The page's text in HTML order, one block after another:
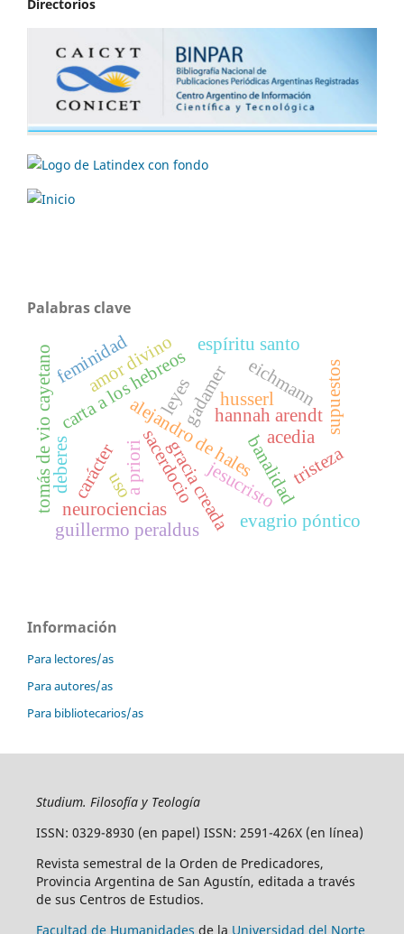
Directorios
Palabras clave
gadamer
alejandro de hales
gracia creada
uso
hannah arendt
eichmann
banalidad
jesucristo
sacerdocio
carta a los hebreos
acedia
evagrio póntico
espíritu santo
tristeza
tomás de vio cayetano
guillermo peraldus
supuestos
amor divino
neurociencias
a priori
carácter
deberes
leyes husserl
feminidad
Información
Para lectores/as
Para autores/as
Para bibliotecarios/as
Studium. Filosofía y Teología
ISSN: 0329-8930 (en papel) ISSN: 2591-426X (en línea)
Revista semestral de la Orden de Predicadores,
Provincia Argentina de San Agustín, editada a través
de sus Centros de Estudios.
Facultad de Humanidades de la Universidad del Norte